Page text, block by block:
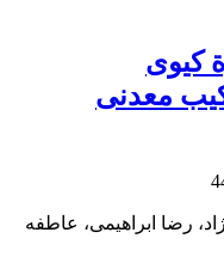
کیوی
معدنی
رضا ابراهیمی، عاطفه